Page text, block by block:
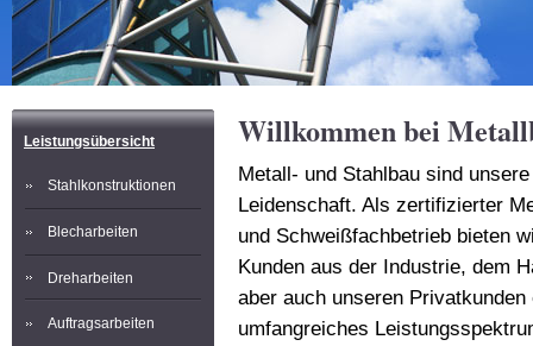
Leistungsübersicht
Stahlkonstruktionen
Blecharbeiten
Dreharbeiten
Auftragsarbeiten
Willkommen bei
Metall- und Stahlbau sind unsere
Leidenschaft. Als zertifizierter
und Schweißfachbetrieb bieten
Kunden aus der Industrie, dem
aber auch unseren Privatkunden
umfangreiches